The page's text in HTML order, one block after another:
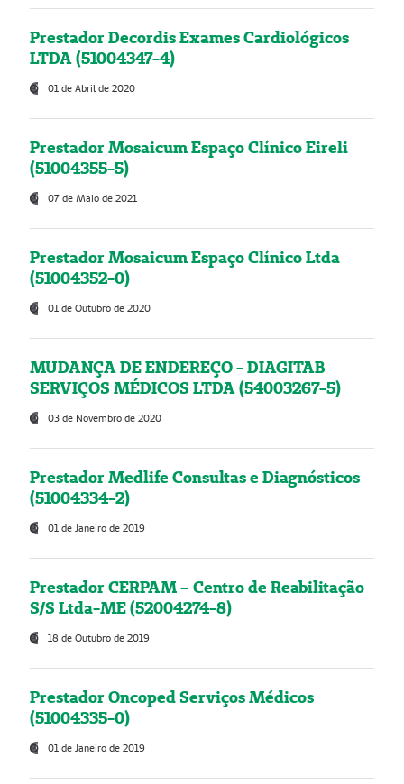
Prestador Decordis Exames Cardiológicos
LTDA (51004347-4)
01 de Abril de 2020
Prestador Mosaicum Espaço Clínico Eireli
(51004355-5)
07 de Maio de 2021
Prestador Mosaicum Espaço Clínico Ltda
(51004352-0)
01 de Outubro de 2020
MUDANÇA DE ENDEREÇO - DIAGITAB
SERVIÇOS MÉDICOS LTDA (54003267-5)
03 de Novembro de 2020
Prestador Medlife Consultas e Diagnósticos
(51004334-2)
01 de Janeiro de 2019
Prestador CERPAM – Centro de Reabilitação
S/S Ltda-ME (52004274-8)
18 de Outubro de 2019
Prestador Oncoped Serviços Médicos
(51004335-0)
01 de Janeiro de 2019